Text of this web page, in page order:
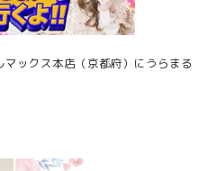
ックス本店（京都府）にうらまる